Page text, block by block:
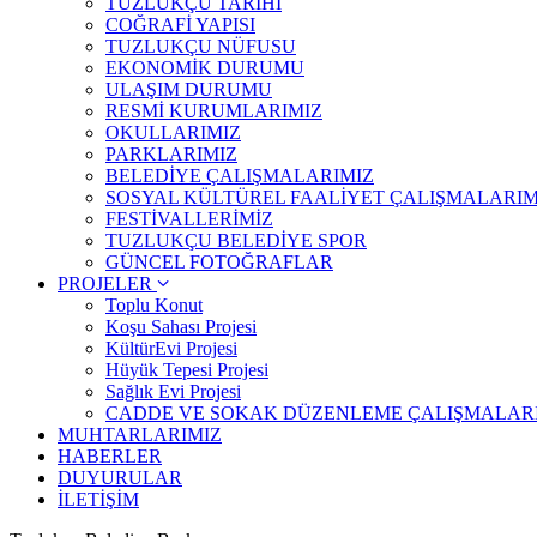
COĞRAFİ YAPISI
TUZLUKÇU NÜFUSU
EKONOMİK DURUMU
ULAŞIM DURUMU
RESMİ KURUMLARIMIZ
OKULLARIMIZ
PARKLARIMIZ
BELEDİYE ÇALIŞMALARIMIZ
SOSYAL KÜLTÜREL FAALİYET
FESTİVALLERİMİZ
TUZLUKÇU BELEDİYE SPOR
GÜNCEL FOTOĞRAFLAR
PROJELER
Toplu Konut
Koşu Sahası Projesi
KültürEvi Projesi
Hüyük Tepesi Projesi
Sağlık Evi Projesi
CADDE VE SOKAK DÜZENLEME
MUHTARLARIMIZ
HABERLER
DUYURULAR
İLETİŞİM